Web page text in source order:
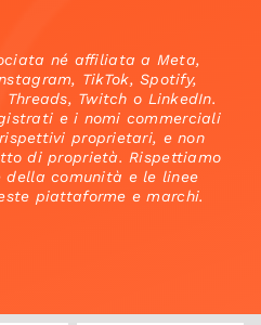
né affiliata a Meta,
TikTok, Spotify,
Threads, Twitch o LinkedIn.
e i nomi commerciali
proprietari, e non
di proprietà. Rispettiamo
della comunità e le linee
piattaforme e marchi.